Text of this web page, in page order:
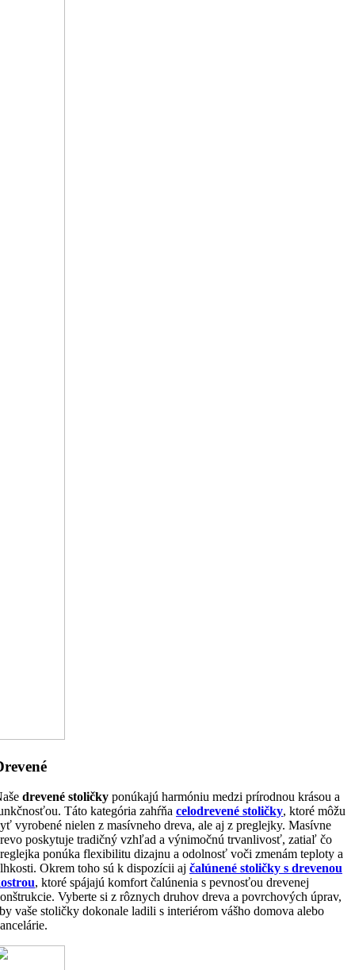
drevené stoličky ponúkajú harmóniu medzi prírodnou krásou a
Táto kategória zahŕňa celodrevené stoličky, ktoré môžu
vyrobené nielen z masívneho dreva, ale aj z preglejky. Masívne
poskytuje tradičný vzhľad a výnimočnú trvanlivosť, zatiaľ čo
ponúka flexibilitu dizajnu a odolnosť voči zmenám teploty a
Okrem toho sú k dispozícii aj čalúnené stoličky s drevenou
, ktoré spájajú komfort čalúnenia s pevnosťou drevenej
Vyberte si z rôznych druhov dreva a povrchových úprav,
vaše stoličky dokonale ladili s interiérom vášho domova alebo